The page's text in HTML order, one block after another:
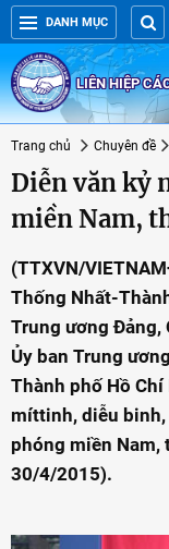
DANH MỤC
LIÊN HIỆP
Trang chủ Chuyên đề
Diễn văn kỷ
miền Nam,
(TTXVN/
Thống Nhất-
Trung ương Đảng,
Ủy ban Trung
Thành phố Hồ
míttinh, diễu binh,
phóng miền
30/4/2015).